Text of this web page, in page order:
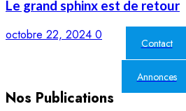
Le grand sphinx est de retour
octobre 22, 2024 0
Contact
Annonces
Nos Publications